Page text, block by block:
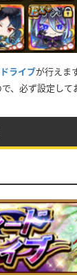
ライブが行えま
、必ず設定して